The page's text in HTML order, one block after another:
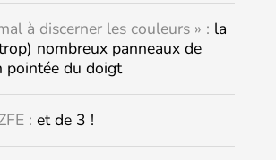
à discerner les couleurs » : la
nombreux panneaux de
pointée du doigt
: et de 3 !